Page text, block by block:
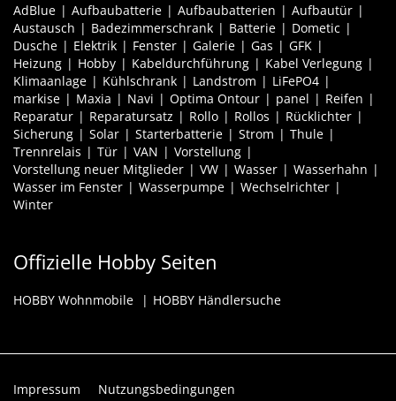
AdBlue Aufbaubatterie Aufbaubatterien
Aufbautür
Austausch
Badezimmerschrank Batterie
Dometic
Dusche
Elektrik Fenster Galerie Gas
GFK
Heizung
Hobby Kabeldurchführung
Kabel Verlegung
Klimaanlage
Kühlschrank Landstrom
LiFePO4
markise
Maxia Navi Optima Ontour panel
Reifen
Reparatur
Reparatursatz Rollo Rollos
Rücklichter
Sicherung
Solar Starterbatterie Strom
Thule
Trennrelais
Tür VAN
Vorstellung
Vorstellung neuer Mitglieder
VW Wasser
Wasserhahn
Wasser im Fenster
Wasserpumpe
Wechselrichter
Winter
Offizielle Hobby Seiten
HOBBY Wohnmobile HOBBY Händlersuche
Impressum Nutzungsbedingungen